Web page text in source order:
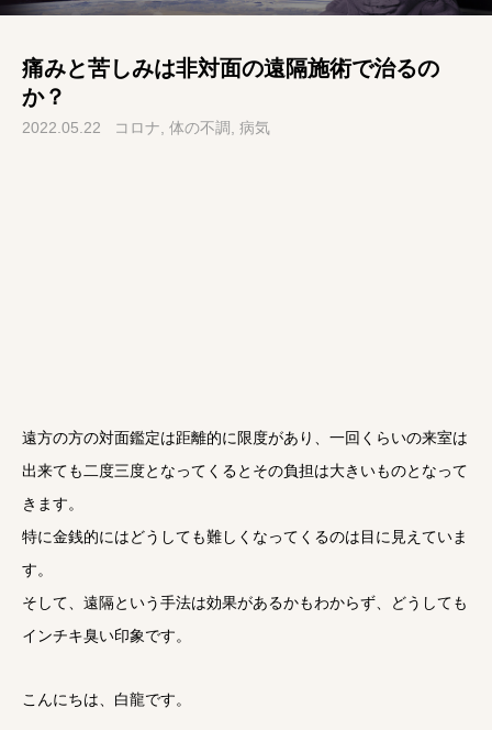
痛みと苦しみは非対面の遠隔施術で治るの
か？
2022.05.22 コロナ 体の不調 病気
遠方の方の対面鑑定は距離的に限度があり、一回くらいの来室は
出来ても二度三度となってくるとその負担は大きいものとなって
きます。
特に金銭的にはどうしても難しくなってくるのは目に見えていま
す。
そして、遠隔という手法は効果があるかもわからず、どうしても
インチキ臭い印象です。
こんにちは、白龍です。